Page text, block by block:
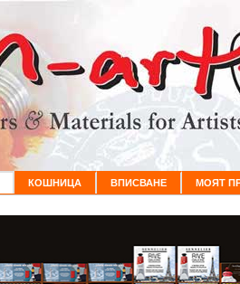
КОШНИЦА ВПИСВАНЕ МОЯТ